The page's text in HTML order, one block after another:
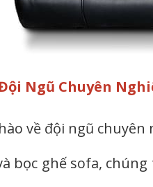
Ngũ Chuyên
về đội ngũ
bọc ghế sofa,